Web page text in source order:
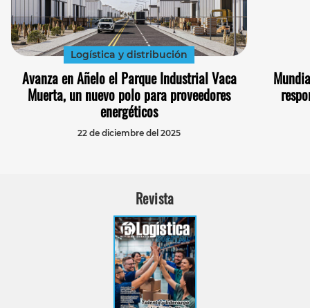
Logística y distribución
Avanza en Añelo el Parque Industrial Vaca
Muerta, un nuevo polo para proveedores
energéticos
22 de diciembre del 2025
Revista